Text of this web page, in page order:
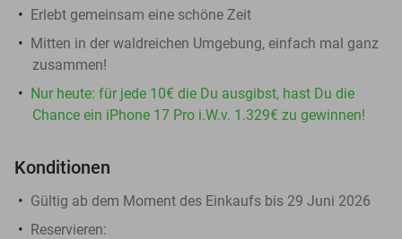
Erlebt gemeinsam eine schöne Zeit
Mitten in der waldreichen Umgebung, einfach mal ganz
zusammen!
Nur heute: für jede 10€ die Du ausgibst, hast Du die
Chance ein iPhone 17 Pro i.W.v. 1.329€ zu gewinnen!
Konditionen
Gültig ab dem Moment des Einkaufs bis 29 Juni 2026
Reservieren: